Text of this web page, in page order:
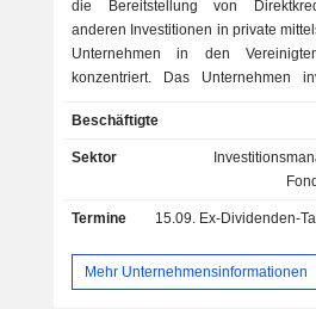
Tschechische Republik
Puerto Rico
Cayman Islands
die Bereitstellung von
anderen Investitionen in private
Unternehmen in den
konzentriert. Das Unternehmen
(einschließlich Unitranche-
Darlehen, die sowohl
nachrangige Verbindlichkeiten
zweitrangig besicherte
Unternehmen auch in nachrangige
die in einigen
Beschäftigte
Sektor
Termine 15.09. Ex-Dividenden-Tag -
Mehr Unternehmensinformationen